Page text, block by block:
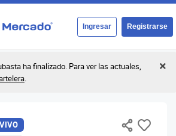
Ingresar Registrarse
ha finalizado. Para ver las actuales,
.